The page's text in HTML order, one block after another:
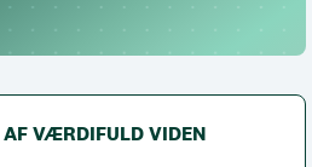
VÆRDIFULD VIDEN